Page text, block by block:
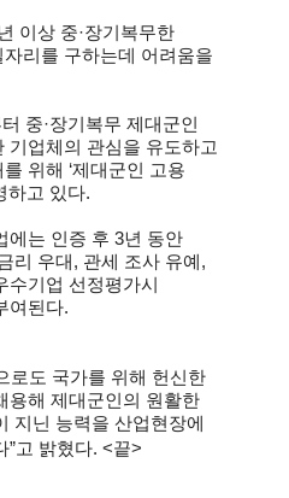
이상 중·장기복무한
리를 구하는데 어려움을
중·장기복무 제대군인
기업체의 관심을 유도하고
위해 ‘제대군인 고용
하고 있다.
에는 인증 후 3년 동안
리 우대, 관세 조사 유예,
기업 선정평가시
여된다.
로도 국가를 위해 헌신한
용해 제대군인의 원활한
지닌 능력을 산업현장에
”고 밝혔다. <끝>